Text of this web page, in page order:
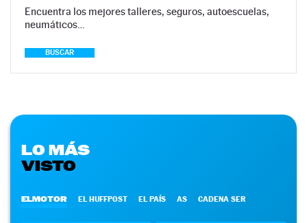
Encuentra los mejores talleres, seguros, autoescuelas,
neumáticos…
BUSCAR
LO MÁS
VISTO
ELMOTOR EL HUFFPOST EL PAÍS AS CADENA SER